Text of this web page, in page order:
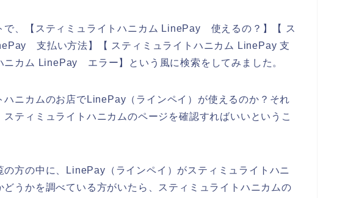
で、【スティミュライトハニカム LinePay 使えるの？】【 ス
支払い方法】【 スティミュライトハニカム LinePay 支
ニカム LinePay エラー】という風に検索をしてみました。
ハニカムのお店でLinePay（ラインペイ）が使えるのか？それ
ティミュライトハニカムのページを確認すればいいというこ
の方の中に、LinePay（ラインペイ）がスティミュライトハニ
どうかを調べている方がいたら、スティミュライトハニカムの